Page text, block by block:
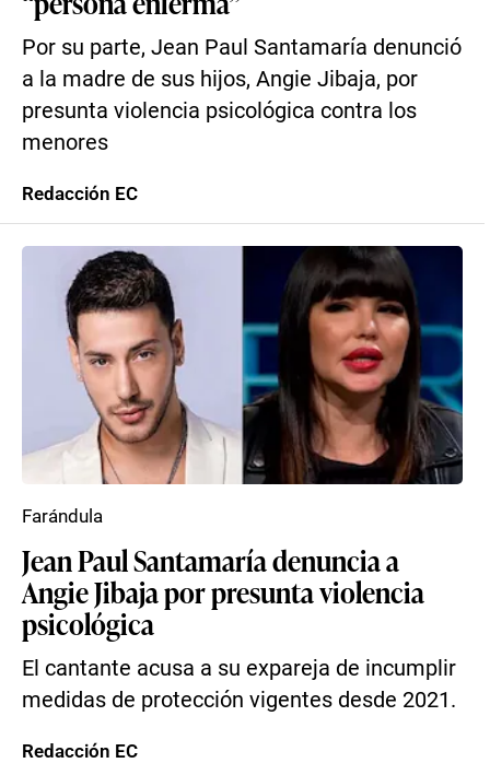
Por su parte, Jean Paul Santamaría denunció
a la madre de sus hijos, Angie Jibaja, por
presunta violencia psicológica contra los
menores
Redacción EC
Jean Paul Santamaría denuncia a
Angie Jibaja por presunta violencia
psicológica
El cantante acusa a su expareja de incumplir
medidas de protección vigentes desde 2021.
Farándula
Redacción EC